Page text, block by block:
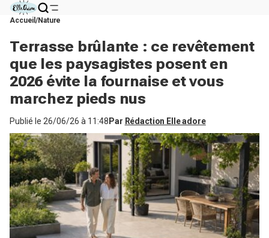
Accueil Nature
Terrasse brûlante : ce revêtement
que les paysagistes posent en
2026 évite la fournaise et vous
marchez pieds nus
Publié le 26/06/26 à 11:48 Par Rédaction Elle adore